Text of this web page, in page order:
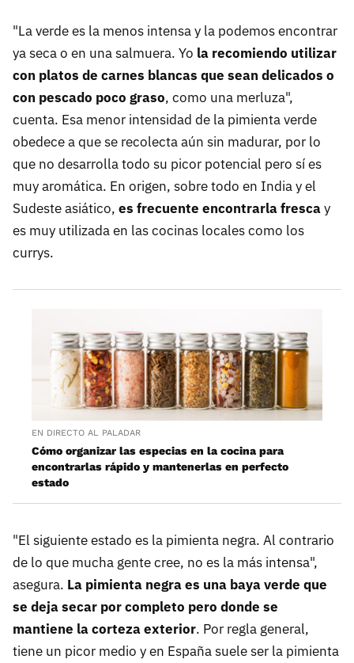
"La verde es la menos intensa y la podemos encontrar
ya seca o en una salmuera. Yo la recomiendo utilizar
con platos de carnes blancas que sean delicados o
con pescado poco graso, como una merluza",
cuenta. Esa menor intensidad de la pimienta verde
obedece a que se recolecta aún sin madurar, por lo
que no desarrolla todo su picor potencial pero sí es
muy aromática. En origen, sobre todo en India y el
Sudeste asiático, es frecuente encontrarla frescay
es muy utilizada en las cocinas locales como los
currys.
EN DIRECTO AL PALADAR
Cómo organizar las especias en la cocina para
encontrarlas rápido y mantenerlas en perfecto
estado
"El siguiente estado es la pimienta negra. Al contrario
de lo que mucha gente cree, no es la más intensa",
asegura. La pimienta negra es una baya verde que
se deja secar por completo pero donde se
mantiene la corteza exterior. Por regla general,
tiene un picor medio y en España suele ser la pimienta